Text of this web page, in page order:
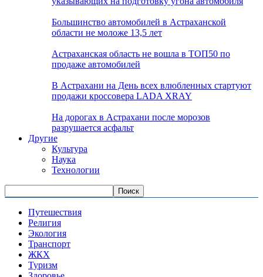
Большинство автомобилей в Астраханской
области не моложе 13,5 лет
Астраханская область не вошла в ТОП50 по
продаже автомобилей
В Астрахани на День всех влюбленных стартуют
продажи кроссовера LADA XRAY
На дорогах в Астрахани после морозов
разрушается асфальт
Другие
Культура
Наука
Технологии
Путешествия
Религия
Экология
Транспорт
ЖКХ
Туризм